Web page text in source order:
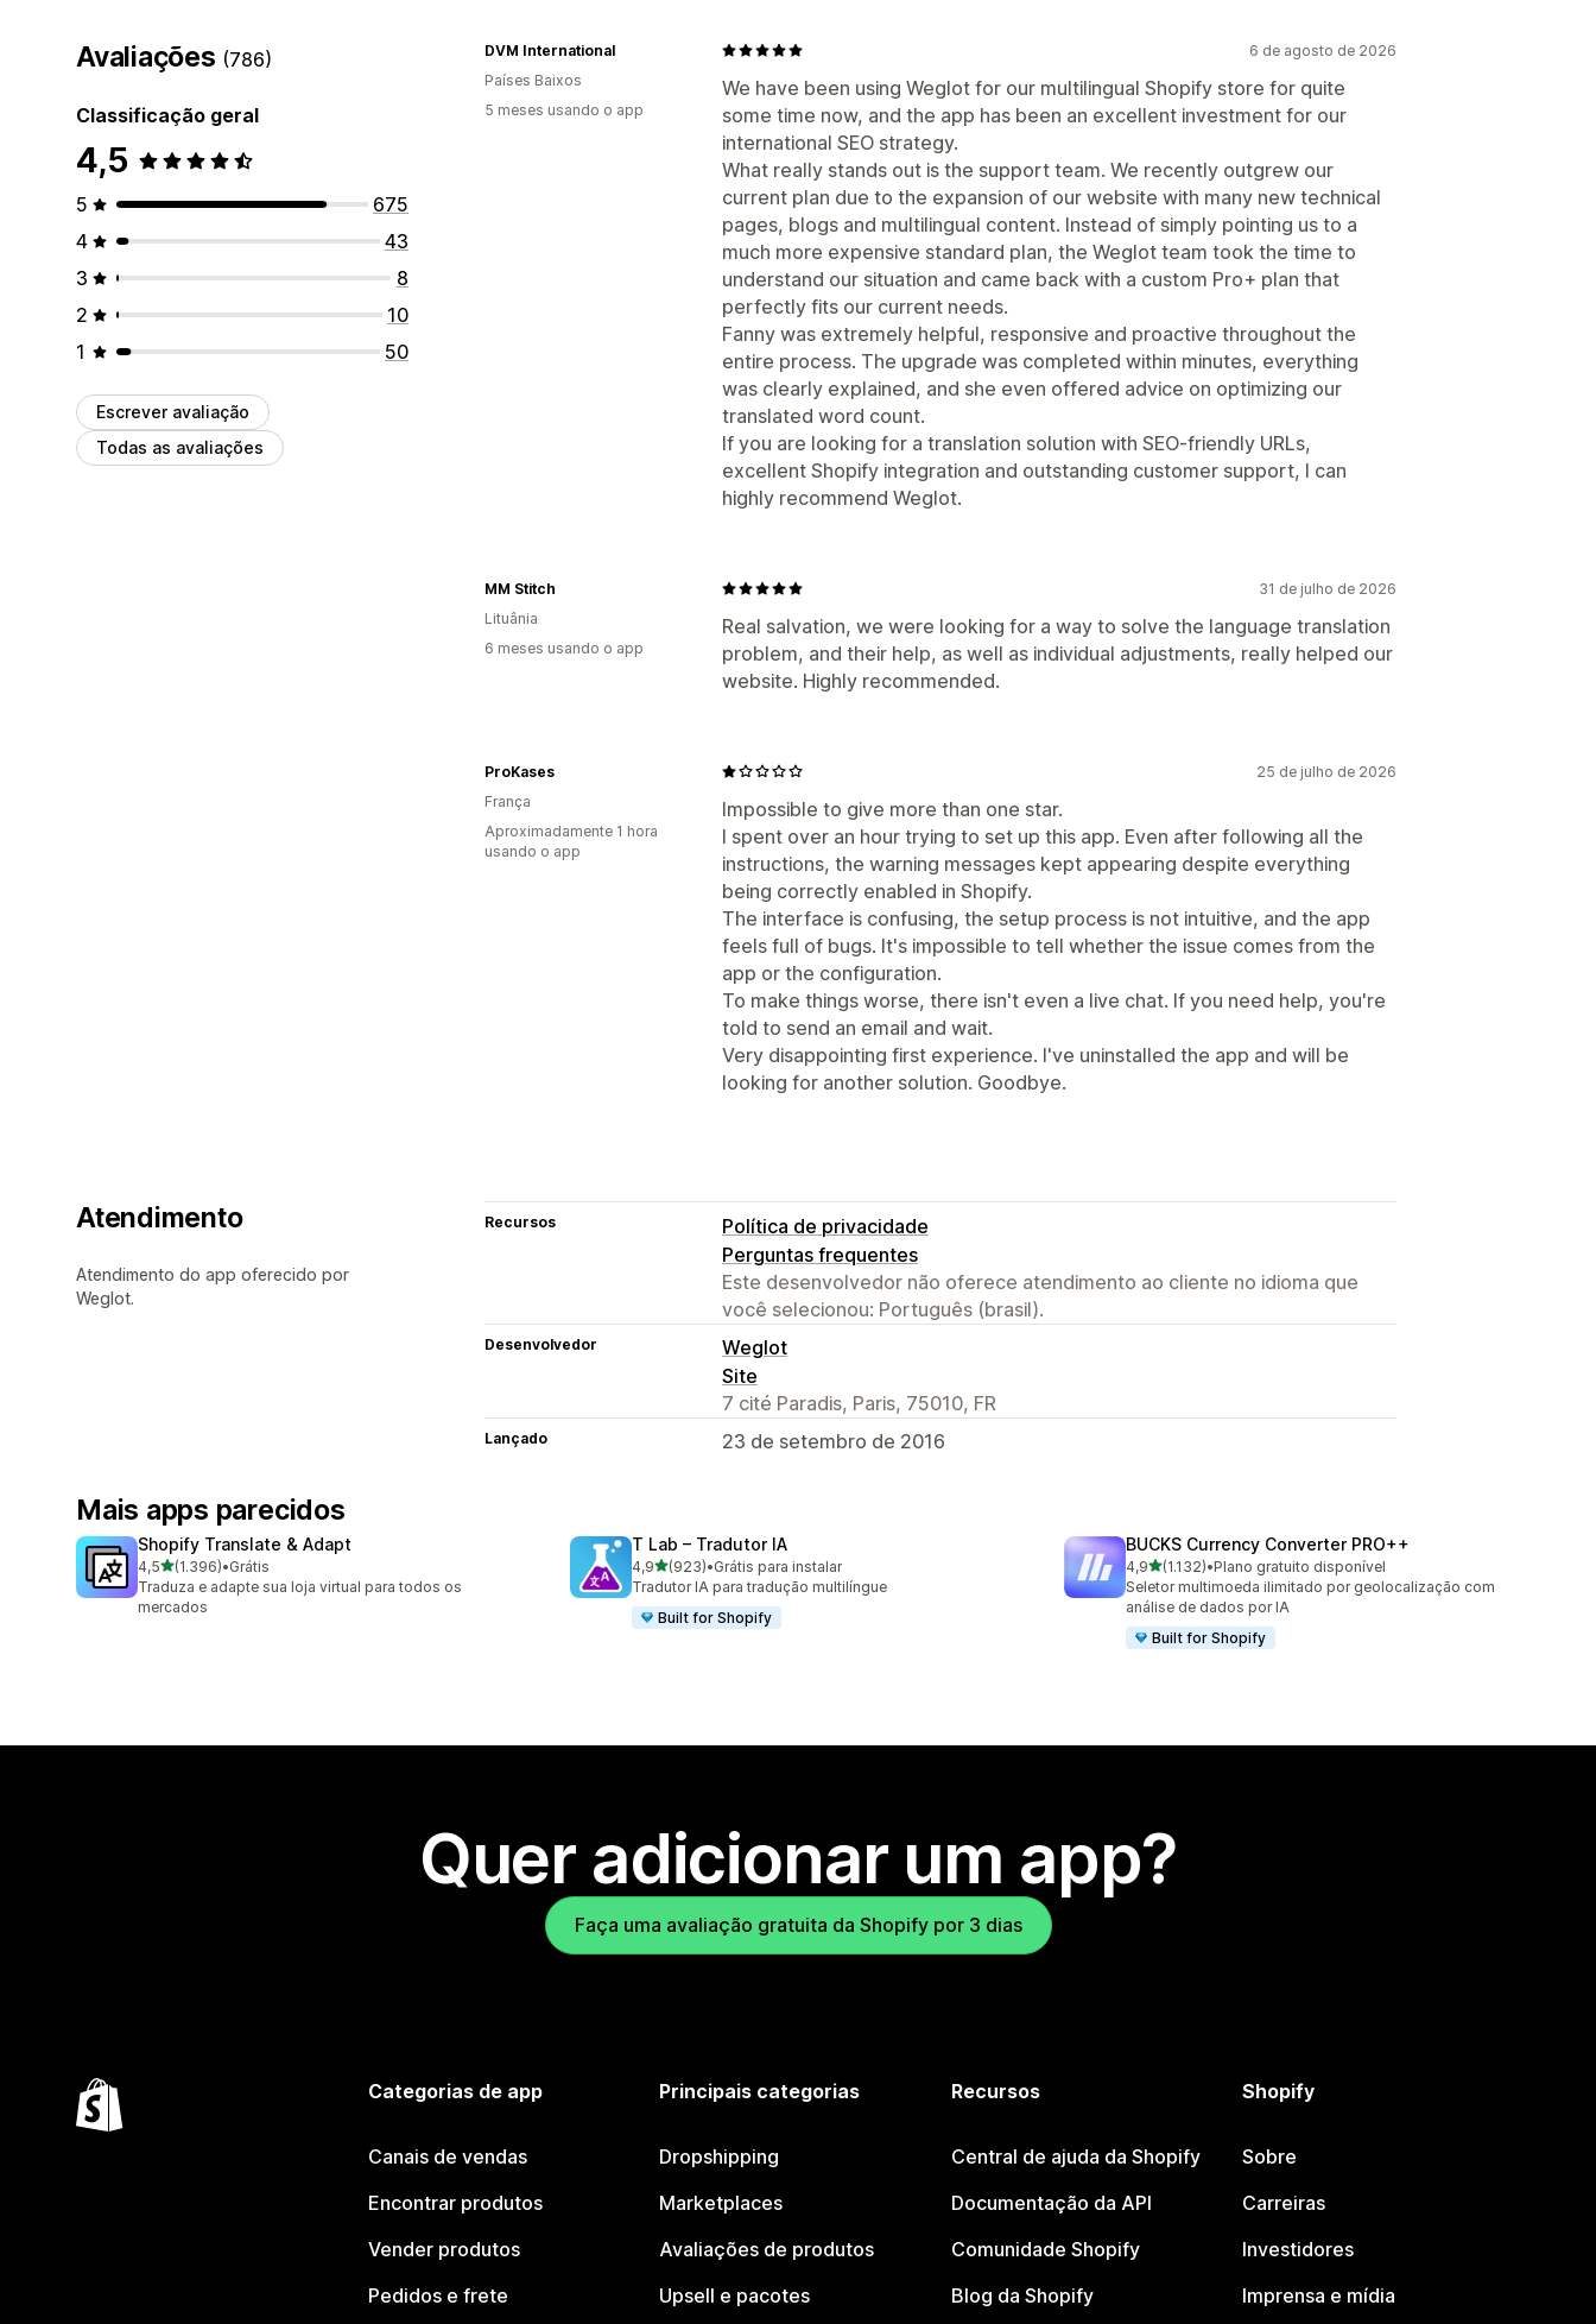
Avaliações (786)
Classificação geral
4,5
5
675
4
43
3
8
2
10
1
50
Escrever avaliação
Todas as avaliações
6 de agosto de 2026
We have been using Weglot for our multilingual Shopify store for quite
some time now, and the app has been an excellent investment for our
international SEO strategy.
What really stands out is the support team. We recently outgrew our
current plan due to the expansion of our website with many new technical
pages, blogs and multilingual content. Instead of simply pointing us to a
much more expensive standard plan, the Weglot team took the time to
understand our situation and came back with a custom Pro+ plan that
perfectly fits our current needs.
Fanny was extremely helpful, responsive and proactive throughout the
entire process. The upgrade was completed within minutes, everything
was clearly explained, and she even offered advice on optimizing our
translated word count.
If you are looking for a translation solution with SEO-friendly URLs,
excellent Shopify integration and outstanding customer support, I can
highly recommend Weglot.
DVM International
Países Baixos
5 meses usando o app
31 de julho de 2026
Real salvation, we were looking for a way to solve the language translation
problem, and their help, as well as individual adjustments, really helped our
website. Highly recommended.
MM Stitch
Lituânia
6 meses usando o app
25 de julho de 2026
Impossible to give more than one star.
I spent over an hour trying to set up this app. Even after following all the
instructions, the warning messages kept appearing despite everything
being correctly enabled in Shopify.
The interface is confusing, the setup process is not intuitive, and the app
feels full of bugs. It's impossible to tell whether the issue comes from the
app or the configuration.
To make things worse, there isn't even a live chat. If you need help, you're
told to send an email and wait.
Very disappointing first experience. I've uninstalled the app and will be
looking for another solution. Goodbye.
ProKases
França
Aproximadamente 1 hora
usando o app
Atendimento
Atendimento do app oferecido por
Weglot.
Recursos
Política de privacidade
Perguntas frequentes
Este desenvolvedor não oferece atendimento ao cliente no idioma que
você selecionou: Português (brasil).
Desenvolvedor
Weglot
Site
7 cité Paradis, Paris, 75010, FR
Lançado 23 de setembro de 2016
Mais apps parecidos
Shopify Translate & Adapt
4,5de 5 estrelas
(1.396)
1396 avaliações ao todo
•Grátis
Traduza e adapte sua loja virtual para todos os
mercados
T Lab – Tradutor IA
4,9de 5 estrelas
(923)
923 avaliações ao todo
•Grátis para instalar
Tradutor IA para tradução multilíngue
Built for Shopify
BUCKS Currency Converter PRO++
4,9de 5 estrelas
(1.132)
1132 avaliações ao todo
•Plano gratuito disponível
Seletor multimoeda ilimitado por geolocalização com
análise de dados por IA
Built for Shopify
Quer adicionar um app?
Faça uma avaliação gratuita da Shopify por 3 dias
Categorias de app
Canais de vendas
Encontrar produtos
Vender produtos
Pedidos e frete
Principais categorias
Dropshipping
Marketplaces
Avaliações de produtos
Upsell e pacotes
Recursos
Central de ajuda da Shopify
Documentação da API
Comunidade Shopify
Blog da Shopify
Shopify
Sobre
Carreiras
Investidores
Imprensa e mídia